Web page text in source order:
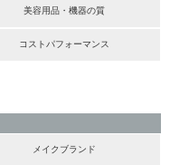
美容用品・機器の質
コストパフォーマンス
メイクブランド